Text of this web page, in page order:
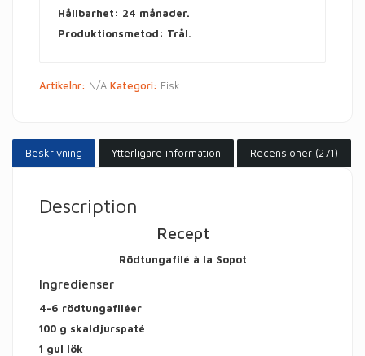
Hållbarhet: 24 månader.
Produktionsmetod: Trål.
Artikelnr: N/A Kategori: Fisk
Beskrivning Ytterligare information Recensioner (271)
Description
Recept
Rödtungafilé à la Sopot
Ingredienser
4-6 rödtungafiléer
100 g skaldjurspaté
1 gul lök